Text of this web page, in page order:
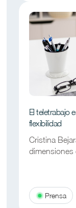
El teletrabajo
flexibilidad
Cristina
dimensiones
Prensa